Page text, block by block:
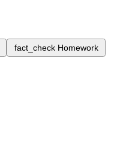
fact_check Homework